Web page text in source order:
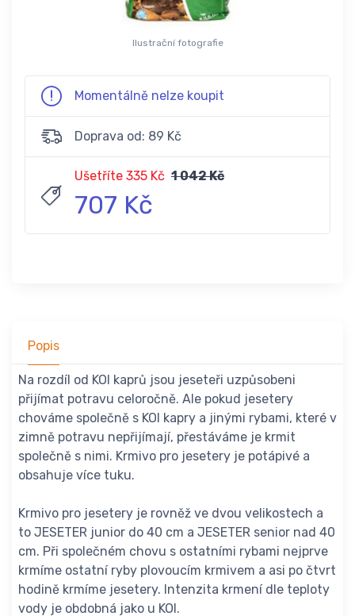
Ilustrační fotografie
Momentálně nelze koupit
Doprava od: 89 Kč
Ušetříte 335 Kč 1 042 Kč
707 Kč
Popis
Na rozdíl od KOI kaprů jsou jeseteři uzpůsobeni
přijímat potravu celoročně. Ale pokud jesetery
chováme společně s KOI kapry a jinými rybami, které v
zimně potravu nepřijímají, přestáváme je krmit
společně s nimi. Krmivo pro jesetery je potápivé a
obsahuje více tuku.
Krmivo pro jesetery je rovněž ve dvou velikostech a
to JESETER junior do 40 cm a JESETER senior nad 40
cm. Při společném chovu s ostatními rybami nejprve
krmíme ostatní ryby plovoucím krmivem a asi po čtvrt
hodině krmíme jesetery. Intenzita krmení dle teploty
vody je obdobná jako u KOI.